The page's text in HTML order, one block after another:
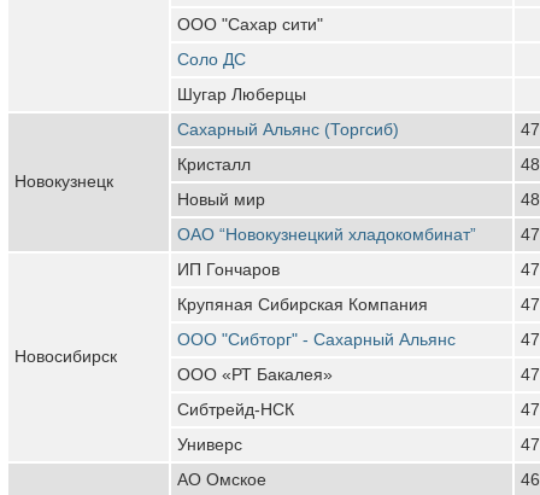
ООО "Сахар сити"
Соло ДС
Шугар Люберцы
Новокузнецк
Сахарный Альянс (Торгсиб)
Кристалл
48
Новый мир
48
ОАО “Новокузнецкий хладокомбинат”
Новосибирск
ИП Гончаров
47
Крупяная Сибирская Компания
47
ООО "Сибторг" - Сахарный Альянс
47
ООО «РТ Бакалея»
47
Сибтрейд-НСК
47
Универс
47
АО Омское
46